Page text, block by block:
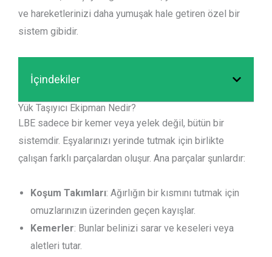
ve hareketlerinizi daha yumuşak hale getiren özel bir
sistem gibidir.
İçindekiler
Yük Taşıyıcı Ekipman Nedir?
LBE sadece bir kemer veya yelek değil, bütün bir
sistemdir. Eşyalarınızı yerinde tutmak için birlikte
çalışan farklı parçalardan oluşur. Ana parçalar şunlardır:
Koşum Takımları: Ağırlığın bir kısmını tutmak için
omuzlarınızın üzerinden geçen kayışlar.
Kemerler: Bunlar belinizi sarar ve keseleri veya
aletleri tutar.